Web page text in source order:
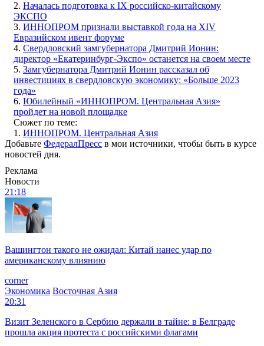
2. Началась подготовка к IХ российско-китайскому
ЭКСПО
3. ИННОПРОМ признали выставкой года на XIV
Евразийском ивент форуме
4. Свердловский замгубернатора Дмитрий Ионин:
директор «Екатеринбург-Экспо» останется на своем месте
5. Замгубернатора Дмитрий Ионин рассказал об
инвестициях в свердловскую экономику: «Больше 2023
года»
6. Юбилейный «ИННОПРОМ. Центральная Азия»
пройдет на новой площадке
Сюжет по теме:
1. ИННОПРОМ. Центральная Азия
Добавьте ФедералПресс в мои источники, чтобы быть в курсе
новостей дня.
Реклама
Новости
21:18
Вашингтон такого не ожидал: Китай нанес удар по
американскому влиянию
corner
Экономика Восточная Азия
20:31
Визит Зеленского в Сербию держали в тайне: в Белграде
прошла акция протеста с российскими флагами